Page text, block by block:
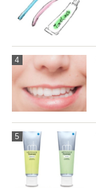
4
5